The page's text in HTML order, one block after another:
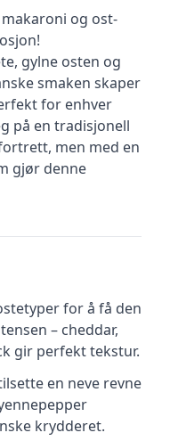
og ost-
gylne osten og
smaken skaper
for enhver
på en tradisjonell
men med en
gjør denne
for å få den
– cheddar,
gir perfekt tekstur.
en neve revne
krydderet.